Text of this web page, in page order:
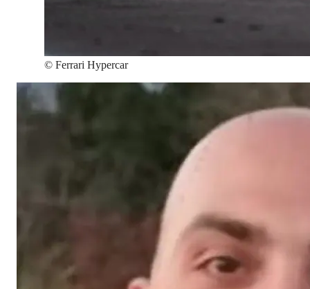
© Ferrari Hypercar